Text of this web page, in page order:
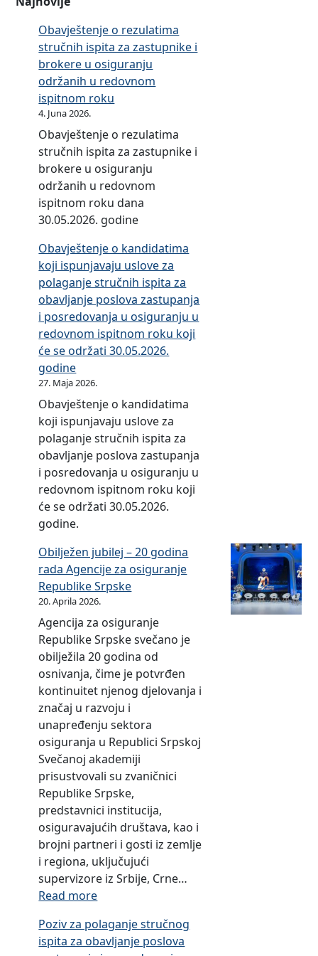
t
o
-
k
a
s
k
o
)
u
i
n
o
s
t
r
a
n
s
t
v
i
k
a
u
š
o
l
a
m
a
a
v
s
t
v
e
n
o
s
i
g
u
r
a
n
j
e
u
r
a
n
j
e
i
m
o
v
i
n
e
Obavještenje o rezulatima
stručnih ispita za zastupnike i
brokere u osiguranju
održanih u redovnom
ispitnom roku
4. Juna 2026.
Obavještenje o rezulatima
stručnih ispita za zastupnike i
brokere u osiguranju
održanih u redovnom
ispitnom roku dana
30.05.2026. godine
Obavještenje o kandidatima
koji ispunjavaju uslove za
polaganje stručnih ispita za
obavljanje poslova zastupanja
i posredovanja u osiguranju u
redovnom ispitnom roku koji
će se održati 30.05.2026.
godine
27. Maja 2026.
Obavještenje o kandidatima
koji ispunjavaju uslove za
polaganje stručnih ispita za
obavljanje poslova zastupanja
i posredovanja u osiguranju u
redovnom ispitnom roku koji
će se održati 30.05.2026.
godine.
Obilježen jubilej – 20 godina
rada Agencije za osiguranje
Republike Srpske
20. Aprila 2026.
Agencija za osiguranje
Republike Srpske svečano je
obilježila 20 godina od
osnivanja, čime je potvrđen
kontinuitet njenog djelovanja i
značaj u razvoju i
unapređenju sektora
osiguranja u Republici Srpskoj
Svečanoj akademiji
prisustvovali su zvaničnici
Republike Srpske,
predstavnici institucija,
osiguravajućih društava, kao i
brojni partneri i gosti iz zemlje
i regiona, uključujući
supervizore iz Srbije, Crne…
Read more:
b
i
Poziv za polaganje stručnog
ispita za obavljanje poslova